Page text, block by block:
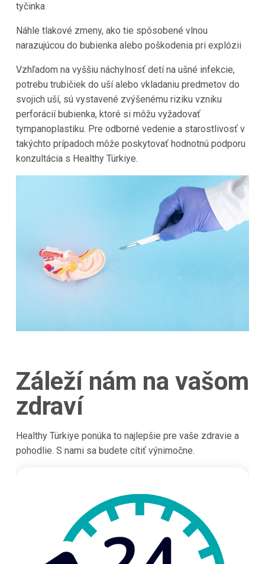
tyčinka
Náhle tlakové zmeny, ako tie spôsobené vlnou
narazujúcou do bubienka alebo poškodenia pri explózii
Vzhľadom na vyššiu náchylnosť detí na ušné infekcie,
potrebu trubičiek do uší alebo vkladaniu predmetov do
svojich uší, sú vystavené zvýšenému riziku vzniku
perforácií bubienka, ktoré si môžu vyžadovať
tympanoplastiku. Pre odborné vedenie a starostlivosť v
takýchto prípadoch môže poskytovať hodnotnú podporu
konzultácia s Healthy Türkiye.
Záleží nám na vašom
zdraví
Healthy Türkiye ponúka to najlepšie pre vaše zdravie a
pohodlie. S nami sa budete cítiť výnimočne.